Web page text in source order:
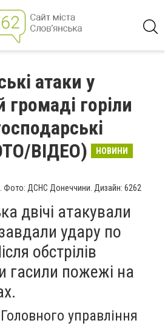
атаки у
громаді горіли
ВІДЕО)
НОВИНИ
Фото: ДСНС Донеччини. Дизайн: 6262
двічі атакували
удару по
обстрілів
гасили пожежі на
Головного управління